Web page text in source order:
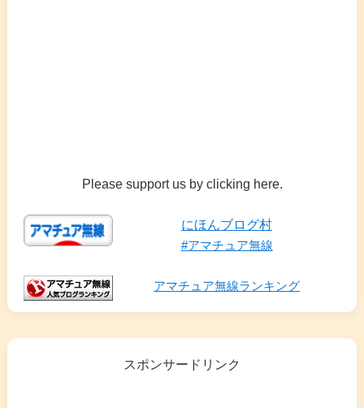
Please support us by clicking here.
にほんブログ村
#アマチュア無線
アマチュア無線ランキング
スポンサードリンク